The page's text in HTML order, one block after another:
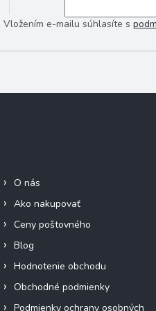
Vložením e-mailu súhlasíte s
O nás
Ako nakupovať
Ceny poštovného
Blog
Hodnotenie obchodu
Obchodné podmienky
Podmienky ochrany osobných